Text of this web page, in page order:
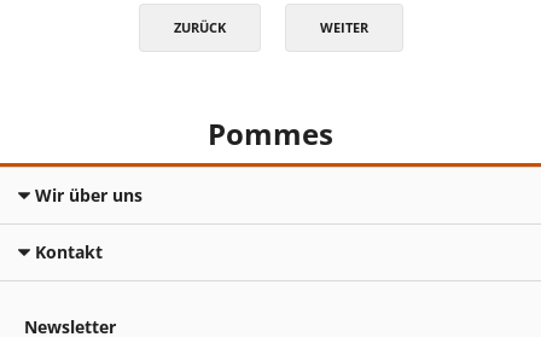
ZURÜCK WEITER
Pommes
Wir über uns
Kontakt
Newsletter